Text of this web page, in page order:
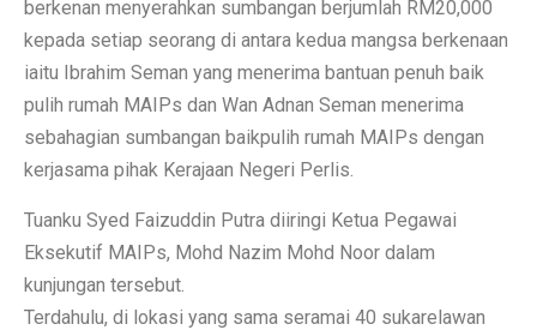
berkenan menyerahkan sumbangan berjumlah RM20,000
kepada setiap seorang di antara kedua mangsa berkenaan
iaitu Ibrahim Seman yang menerima bantuan penuh baik
pulih rumah MAIPs dan Wan Adnan Seman menerima
sebahagian sumbangan baikpulih rumah MAIPs dengan
kerjasama pihak Kerajaan Negeri Perlis.
Tuanku Syed Faizuddin Putra diiringi Ketua Pegawai
Eksekutif MAIPs, Mohd Nazim Mohd Noor dalam
kunjungan tersebut.
Terdahulu, di lokasi yang sama seramai 40 sukarelawan